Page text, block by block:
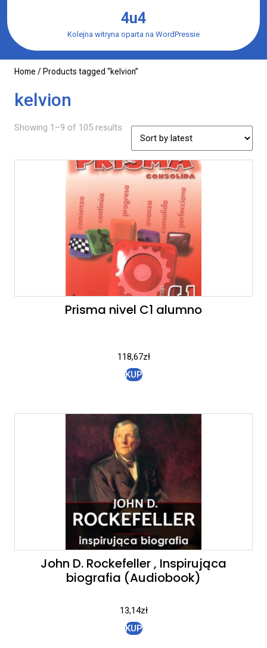
content
4u4
Kolejna witryna oparta na WordPressie
Home / Products tagged “kelvion”
kelvion
Showing 1–9 of 105 results
Prisma nivel C1 alumno
118,67zł
KUP
John D. Rockefeller , Inspirująca
biografia (Audiobook)
13,14zł
KUP